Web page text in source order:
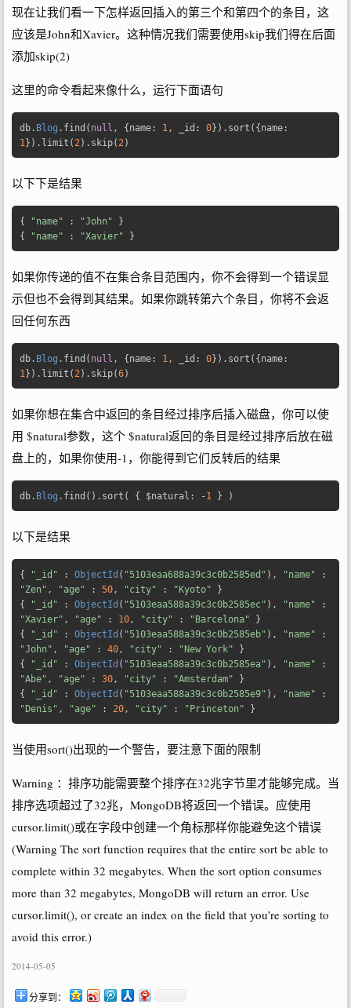
现在让我们看一下怎样返回插入的第三个和第四个的条目，这
应该是John和Xavier。这种情况我们需要使用skip我们得在后面
添加skip(2)
这里的命令看起来像什么，运行下面语句
db . Blog . find ( null , { name : 1, _id : 0}). sort ({ name :
1}). limit ( 2). skip( 2)
以下下是结果
{ "name" : "John"
}
{
"name" : "Xavier" }
如果你传递的值不在集合条目范围内，你不会得到一个错误显
示但也不会得到其结果。如果你跳转第六个条目，你将不会返
回任何东西
db . Blog . find ( null , { name : 1, _id : 0}). sort ({ name :
1}). limit ( 2). skip(6)
如果你想在集合中返回的条目经过排序后插入磁盘，你可以使
用 $natural参数，这个 $natural返回的条目是经过排序后放在磁
盘上的，如果你使用-1，你能得到它们反转后的结果
db . Blog . find (). sort ( { $natural : - 1 } )
以下是结果
{ "_id" : ObjectId ( "5103eaa688a39c3c0b2585ed" ), "name"
:
"Zen" , "age" : 50, "city" : "Kyoto"
}
{
"_id" : ObjectId ( "5103eaa588a39c3c0b2585ec" ), "name"
:
"Xavier" , "age" : 10, "city" : "Barcelona"
}
{
"_id" : ObjectId ( "5103eaa588a39c3c0b2585eb" ), "name"
:
"John" , "age" : 40, "city" : "New York"
}
{
"_id" : ObjectId ( "5103eaa588a39c3c0b2585ea" ), "name"
:
"Abe" , "age" : 30, "city" : "Amsterdam"
}
{
"_id" : ObjectId ( "5103eaa588a39c3c0b2585e9" ), "name"
:
"Denis" , "age" : 20, "city" : "Princeton" }
当使用sort()出现的一个警告，要注意下面的限制
Warning ：排序功能需要整个排序在32兆字节里才能够完成。当
排序选项超过了32兆，MongoDB将返回一个错误。应使用
cursor.limit()或在字段中创建一个角标那样你能避免这个错误
(Warning The sort function requires that the entire sort be able to
complete within 32 megabytes. When the sort option consumes
more than 32 megabytes, MongoDB will return an error. Use
cursor.limit(), or create an index on the field that you’re sorting to
avoid this error.)
2014-05-05
分享到：